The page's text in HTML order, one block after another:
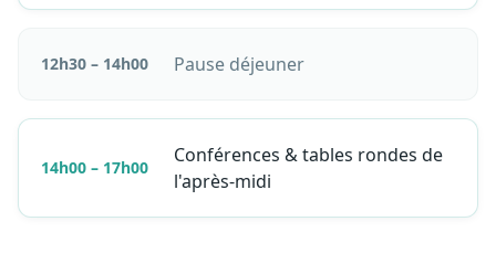
12h30 – 14h00 Pause déjeuner
14h00 – 17h00
Conférences & tables rondes de
l'après-midi